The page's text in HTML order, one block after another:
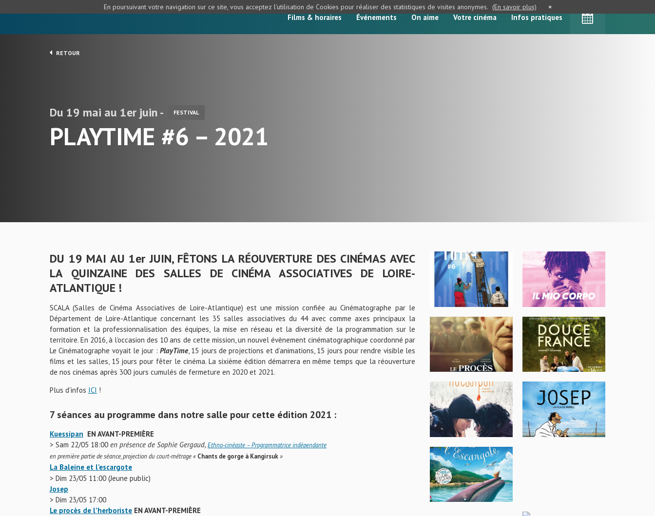
Films & horaires Événements On aime Votre cinéma Infos pratiques
RETOUR
Du 19 mai au 1er juin - FESTIVAL
PLAYTIME #6 – 2021
DU 19 MAI AU 1er JUIN, FÊTONS LA RÉOUVERTURE DES CINÉMAS AVEC
LA QUINZAINE DES SALLES DE CINÉMA ASSOCIATIVES DE LOIRE-
ATLANTIQUE !
SCALA (Salles de Cinéma Associatives de Loire-Atlantique) est une mission confiée au Cinématographe par le
Département de Loire-Atlantique concernant les 35 salles associatives du 44 avec comme axes principaux la
formation et la professionnalisation des équipes, la mise en réseau et la diversité de la programmation sur le
territoire. En 2016, à l’occasion des 10 ans de cette mission, un nouvel évènement cinématographique coordonné par
Le Cinématographe voyait le jour : PlayTime, 15 jours de projections et d’animations, 15 jours pour rendre visible les
films et les salles, 15 jours pour fêter le cinéma. La sixième édition démarrera en même temps que la réouverture
de nos cinémas après 300 jours cumulés de fermeture en 2020 et 2021.
Plus d’infos ICI !
7 séances au programme dans notre salle pour cette édition 2021 :
Kuessipan EN AVANT-PREMIÈRE
> Sam 22/05 18:00 en présence de Sophie Gergaud, Ethno-cinéaste – Programmatrice indépendante
en première partie de séance, projection du court-métrage « Chants de gorge à Kangirsuk»
La Baleine et l’escargote
> Dim 23/05 11:00 (Jeune public)
Josep
> Dim 23/05 17:00
Le procès de l’herboriste EN AVANT-PREMIÈRE
En poursuivant votre navigation sur ce site, vous acceptez l’utilisation de Cookies pour réaliser des statistiques de visites anonymes. (En savoir plus) ×